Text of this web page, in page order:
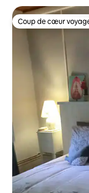
Coup de cœur
Coup de cœur